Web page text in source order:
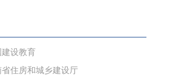
设教育
省住房和城乡建设厅